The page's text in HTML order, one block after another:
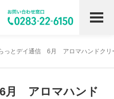
っとデイ通信 6月 アロマハンドクリ
月 アロマハンド